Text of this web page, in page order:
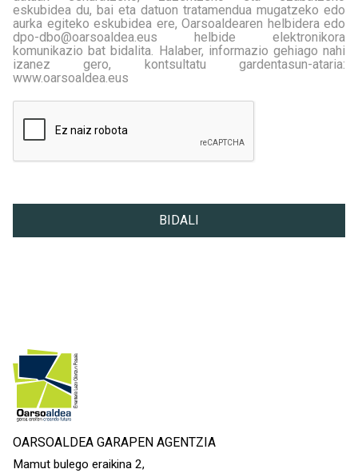
eskubidea du, bai eta datuon tratamendua mugatzeko edo
aurka egiteko eskubidea ere, Oarsoaldearen helbidera edo
dpo-dbo@oarsoaldea.eus helbide elektronikora
komunikazio bat bidalita. Halaber, informazio gehiago nahi
izanez gero, kontsultatu gardentasun-ataria:
www.oarsoaldea.eus
BIDALI
OARSOALDEA GARAPEN AGENTZIA
Mamut bulego eraikina 2,